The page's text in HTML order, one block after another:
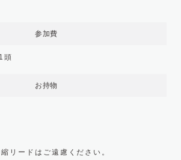
参加費
頭
お持物
リードはご遠慮ください。